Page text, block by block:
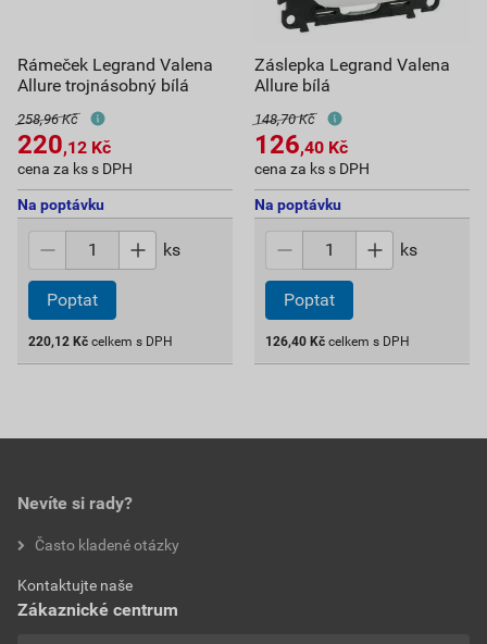
Rámeček Legrand Valena
Allure trojnásobný bílá
258,96 Kč
220,12 Kč
cena za ks s DPH
Na poptávku
ks
Poptat
220,12 Kč celkem s DPH
Záslepka Legrand Valena
Allure bílá
148,70 Kč
126,40 Kč
cena za ks s DPH
Na poptávku
ks
Poptat
126,40 Kč celkem s DPH
Nevíte si rady?
Často kladené otázky
Kontaktujte naše
Zákaznické centrum